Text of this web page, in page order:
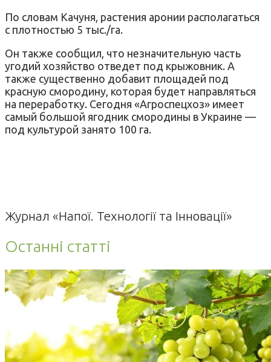
По словам Качуня, растения аронии располагаться
с плотностью 5 тыс./га.
Он также сообщил, что незначительную часть
угодий хозяйство отведет под крыжовник. А
также существенно добавит площадей под
красную смородину, которая будет направляться
на переработку. Сегодня «Агроспецхоз» имеет
самый большой ягодник смородины в Украине —
под культурой занято 100 га.
Журнал «Напої. Технології та Інновації»
Останні статті